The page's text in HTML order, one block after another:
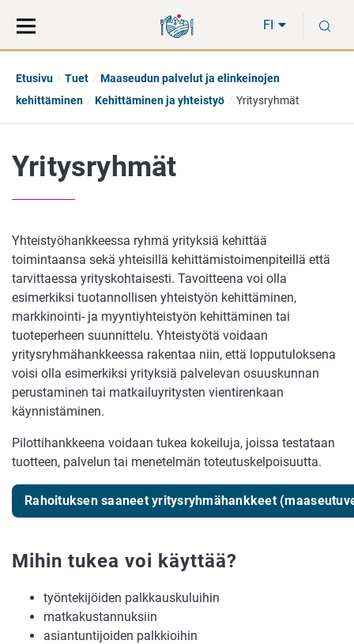
suoraan
sisältöön
koko
sivuston
FI
Etusivu Tuet
Maaseudun palvelut ja elinkeinojen
kehittäminen
Kehittäminen ja yhteistyö Yritysryhmät
Yritysryhmät
Yhteistyöhankkeessa ryhmä yrityksiä kehittää
toimintaansa sekä yhteisillä kehittämistoimenpiteillä että
tarvittaessa yrityskohtaisesti. Tavoitteena voi olla
esimerkiksi tuotannollisen yhteistyön kehittäminen,
markkinointi- ja myyntiyhteistyön kehittäminen tai
tuoteperheen suunnittelu. Yhteistyötä voidaan
yritysryhmähankkeessa rakentaa niin, että lopputuloksena
voisi olla esimerkiksi yrityksiä palvelevan osuuskunnan
perustaminen tai matkailuyritysten vientirenkaan
käynnistäminen.
Pilottihankkeena voidaan tukea kokeiluja, joissa testataan
tuotteen, palvelun tai menetelmän toteutuskelpoisuutta.
Rahoituksen saaneet yritysryhmähankkeet
Mihin tukea voi käyttää?
työntekijöiden palkkauskuluihin
matkakustannuksiin
asiantuntijoiden palkkioihin